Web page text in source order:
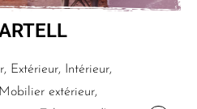
Extérieur, Intérieur,
extérieur,